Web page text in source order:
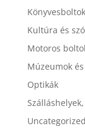
Könyvesboltok
Kultúra és
Motoros
Múzeumok
Optikák
Uncategorized